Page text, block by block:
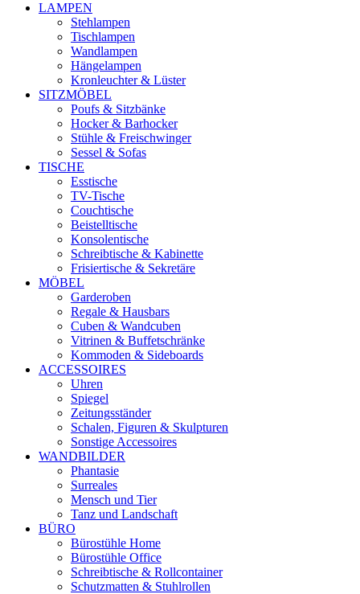
LAMPEN
Stehlampen
Tischlampen
Wandlampen
Hängelampen
Kronleuchter & Lüster
SITZMÖBEL
Poufs & Sitzbänke
Hocker & Barhocker
Stühle & Freischwinger
Sessel & Sofas
TISCHE
Esstische
TV-Tische
Couchtische
Beistelltische
Konsolentische
Schreibtische & Kabinette
Frisiertische & Sekretäre
MÖBEL
Garderoben
Regale & Hausbars
Cuben & Wandcuben
Vitrinen & Buffetschränke
Kommoden & Sideboards
ACCESSOIRES
Uhren
Spiegel
Zeitungsständer
Schalen, Figuren & Skulpturen
Sonstige Accessoires
WANDBILDER
Phantasie
Surreales
Mensch und Tier
Tanz und Landschaft
BÜRO
Bürostühle Home
Bürostühle Office
Schreibtische & Rollcontainer
Schutzmatten & Stuhlrollen